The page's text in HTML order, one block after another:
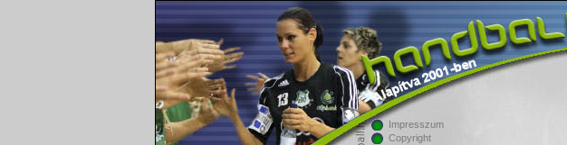
Impresszum
Copyright